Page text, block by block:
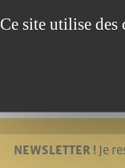
NEWSLETTER !Je
Ce site utilise